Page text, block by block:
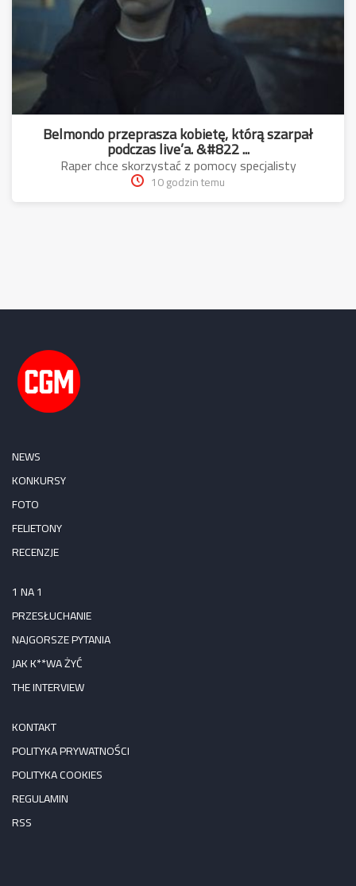
Belmondo przeprasza kobietę, którą szarpał
podczas live’a. &#822 ...
Raper chce skorzystać z pomocy specjalisty
10 godzin temu
NEWS
KONKURSY
FOTO
FELIETONY
RECENZJE
1 NA 1
PRZESŁUCHANIE
NAJGORSZE PYTANIA
JAK K**WA ŻYĆ
THE INTERVIEW
KONTAKT
POLITYKA PRYWATNOŚCI
POLITYKA COOKIES
REGULAMIN
RSS